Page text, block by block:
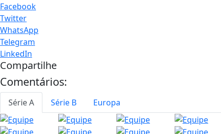
Facebook
Twitter
WhatsApp
Telegram
LinkedIn
Compartilhe
Comentários:
Série A Série B Europa